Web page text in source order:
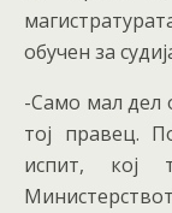
обучен за
-Само мал дел
тој правец.
испит, кој